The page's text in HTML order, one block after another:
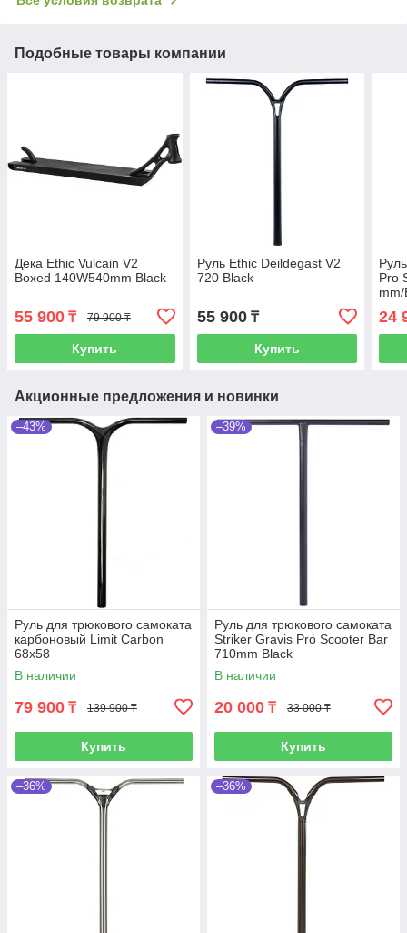
Подобные товары компании
Дека Ethic Vulcain V2
Boxed 140W540mm Black
55 900 ₸ 79 900 ₸
Купить
Руль Ethic Deildegast V2
720 Black
55 900₸
Купить
Pro
24
Акционные предложения и новинки
–43%
Руль для трюкового самоката
карбоновый Limit Carbon
68x58
В наличии
79 900 ₸ 139 900 ₸
Купить
–39%
Руль для трюкового самоката
Striker Gravis Pro Scooter Bar
710mm Black
В наличии
20 000 ₸ 33 000 ₸
Купить
–36% –36%